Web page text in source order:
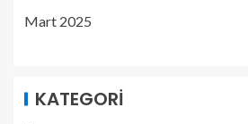
Mart 2025
KATEGORI